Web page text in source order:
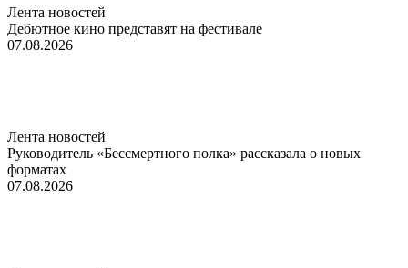
Лента новостей
Дебютное кино представят на фестивале
07.08.2026
Лента новостей
Руководитель «Бессмертного полка» рассказала о новых
форматах
07.08.2026